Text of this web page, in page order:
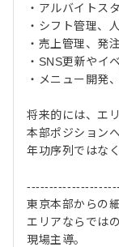
・アルバイトス
・シフト管理、
・売上管理、発
・SNS更新やイ
・メニュー開発
将来的には、エ
本部ポジション
年功序列ではな
東京本部からの
エリアならでは
現場主導。